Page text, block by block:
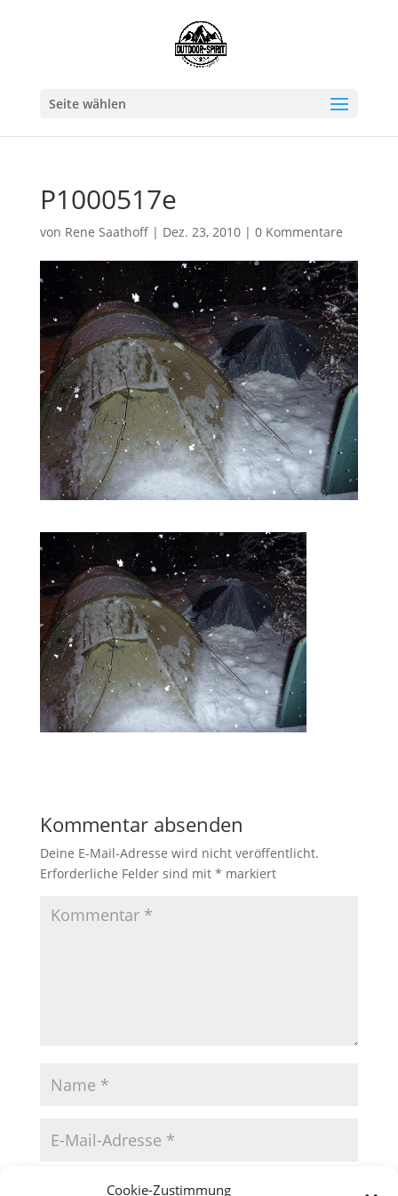
Cookie-Zustimmung
Seite wählen
P1000517e
von Rene Saathoff| Dez. 23, 2010| 0 Kommentare
Kommentar absenden
Deine E-Mail-Adresse wird nicht veröffentlicht.
Erforderliche Felder sind mit * markiert